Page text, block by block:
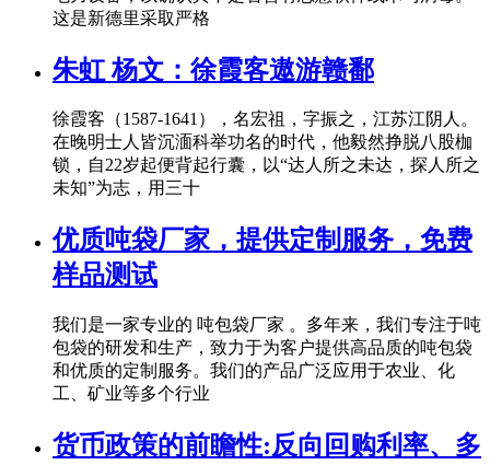
这是新德里采取严格
朱虹 杨文：徐霞客遨游赣鄱
徐霞客（1587-1641），名宏祖，字振之，江苏江阴人。
在晚明士人皆沉湎科举功名的时代，他毅然挣脱八股枷
锁，自22岁起便背起行囊，以“达人所之未达，探人所之
未知”为志，用三十
优质吨袋厂家，提供定制服务，免费
样品测试
我们是一家专业的 吨包袋厂家 。多年来，我们专注于吨
包袋的研发和生产，致力于为客户提供高品质的吨包袋
和优质的定制服务。我们的产品广泛应用于农业、化
工、矿业等多个行业
货币政策的前瞻性:反向回购利率、多